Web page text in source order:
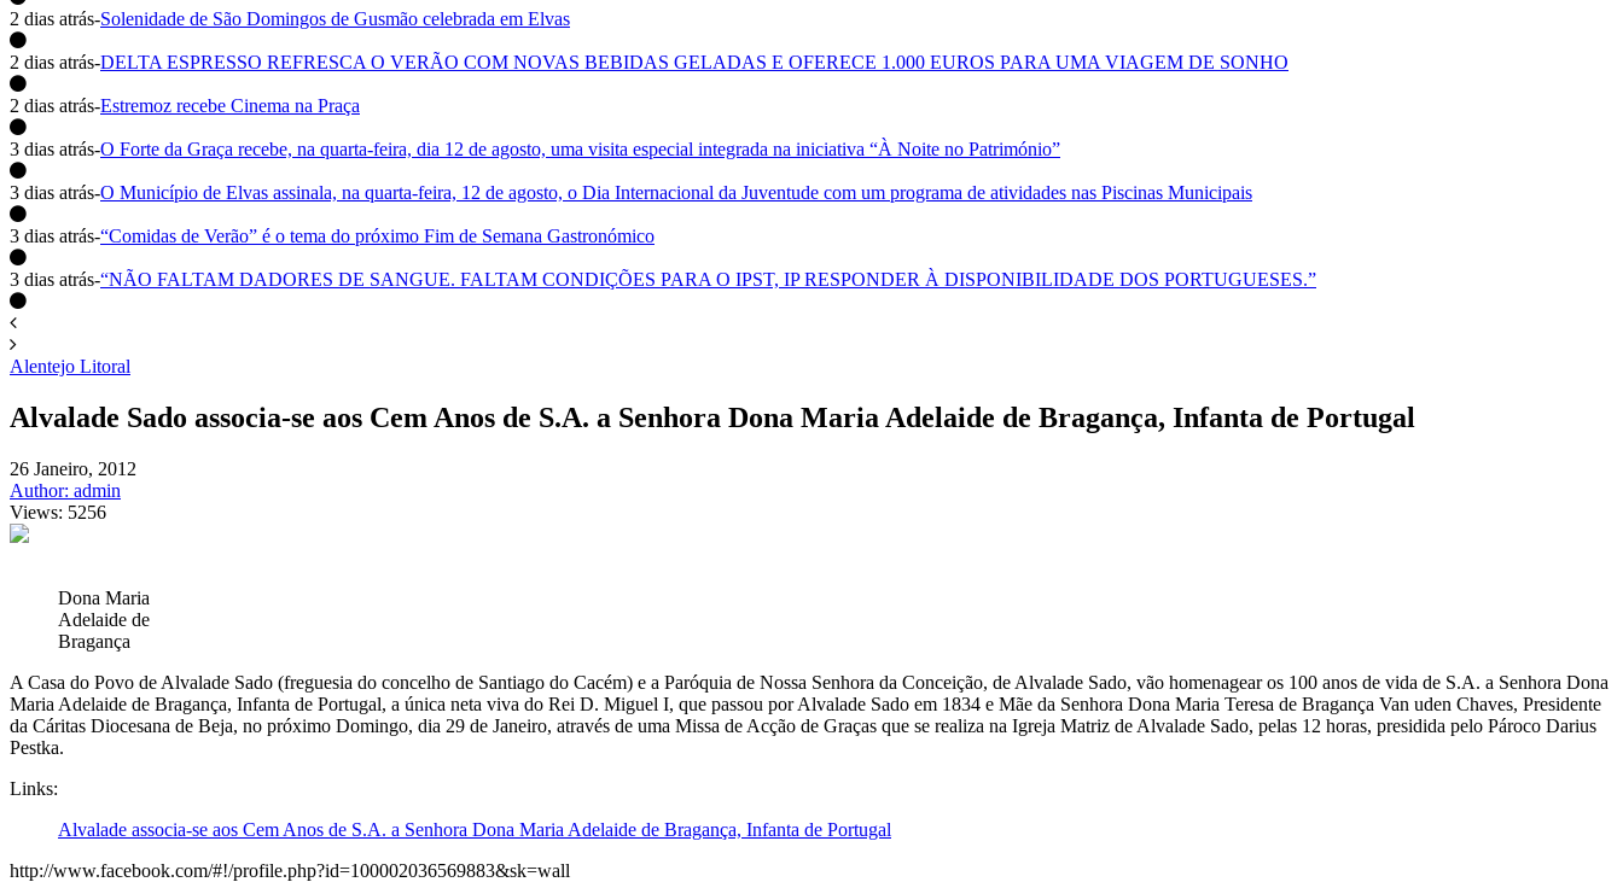
2 dias atrás-Solenidade de São Domingos de Gusmão celebrada em Elvas
2 dias atrás-DELTA ESPRESSO REFRESCA O VERÃO COM NOVAS BEBIDAS GELADAS E OFERECE 1.000 EUROS PARA UMA VIAGEM DE SONHO
2 dias atrás-Estremoz recebe Cinema na Praça
3 dias atrás-O Forte da Graça recebe, na quarta-feira, dia 12 de agosto, uma visita especial integrada na iniciativa “À Noite no Património”
3 dias atrás-O Município de Elvas assinala, na quarta-feira, 12 de agosto, o Dia Internacional da Juventude com um programa de atividades nas Piscinas Municipais
3 dias atrás-“Comidas de Verão” é o tema do próximo Fim de Semana Gastronómico
3 dias atrás-“NÃO FALTAM DADORES DE SANGUE. FALTAM CONDIÇÕES PARA O IPST, IP RESPONDER À DISPONIBILIDADE DOS PORTUGUESES.”
Alentejo Litoral
Alvalade Sado associa-se aos Cem Anos de S.A. a Senhora Dona Maria Adelaide de Bragança, Infanta de Portugal
26 Janeiro, 2012
Author: admin
Views: 5256
Dona Maria
Adelaide de
Bragança
A Casa do Povo de Alvalade Sado (freguesia do concelho de Santiago do Cacém) e a Paróquia de Nossa Senhora da Conceição, de Alvalade Sado, vão homenagear os 100 anos de vida de S.A. a Senhora Dona
Maria Adelaide de Bragança, Infanta de Portugal, a única neta viva do Rei D. Miguel I, que passou por Alvalade Sado em 1834 e Mãe da Senhora Dona Maria Teresa de Bragança Van uden Chaves, Presidente
da Cáritas Diocesana de Beja, no próximo Domingo, dia 29 de Janeiro, através de uma Missa de Acção de Graças que se realiza na Igreja Matriz de Alvalade Sado, pelas 12 horas, presidida pelo Pároco Darius
Pestka.
Links:
Alvalade associa-se aos Cem Anos de S.A. a Senhora Dona Maria Adelaide de Bragança, Infanta de Portugal
http://www.facebook.com/#!/profile.php?id=100002036569883&sk=wall